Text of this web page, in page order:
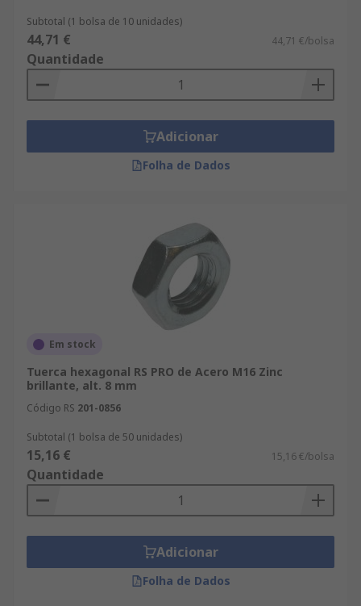
Subtotal (1 bolsa de 10 unidades)
44,71 € 44,71 €/bolsa
Quantidade
Adicionar
Folha de Dados
Em stock
Tuerca hexagonal RS PRO de Acero M16 Zinc
brillante, alt. 8 mm
Código RS 201-0856
Subtotal (1 bolsa de 50 unidades)
15,16 € 15,16 €/bolsa
Quantidade
Adicionar
Folha de Dados